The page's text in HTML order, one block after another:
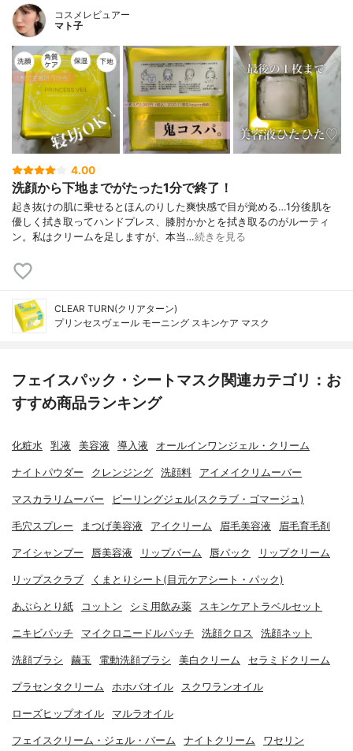
コスメレビュアー
マト子
4.00
洗顔から下地までがたった1分で終了！
起き抜けの肌に乗せるとほんのりした爽快感で目が覚める…1分後肌を
優しく拭き取ってハンドプレス、膝肘かかとを拭き取るのがルーティ
ン。私はクリームを足しますが、本当…続きを見る
CLEAR TURN(クリアターン)
プリンセスヴェール モーニング スキンケア マスク
フェイスパック・シートマスク関連カテゴリ：お
すすめ商品ランキング
化粧水 乳液 美容液 導入液 オールインワンジェル・クリーム
ナイトパウダー クレンジング 洗顔料 アイメイクリムーバー
マスカラリムーバー ピーリングジェル(スクラブ・ゴマージュ)
毛穴スプレー まつげ美容液 アイクリーム 眉毛美容液 眉毛育毛剤
アイシャンプー 唇美容液 リップバーム 唇パック リップクリーム
リップスクラブ くまとりシート(目元ケアシート・パック)
あぶらとり紙 コットン シミ用飲み薬 スキンケアトラベルセット
ニキビパッチ マイクロニードルパッチ 洗顔クロス 洗顔ネット
洗顔ブラシ 繭玉 電動洗顔ブラシ 美白クリーム セラミドクリーム
プラセンタクリーム ホホバオイル スクワランオイル
ローズヒップオイル マルラオイル
フェイスクリーム・ジェル・バーム ナイトクリーム ワセリン